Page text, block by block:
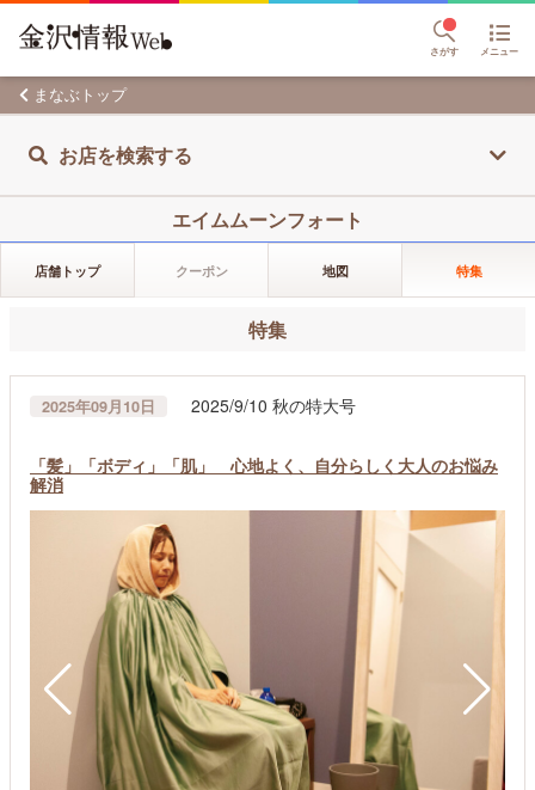
さがす メニュー
まなぶトップ
お店を検索する
エイムムーンフォート
店舗トップ クーポン 地図 特集
特集
2025年09月10日 2025/9/10 秋の特大号
「髪」「ボディ」「肌」 心地よく、自分らしく大人のお悩み
解消